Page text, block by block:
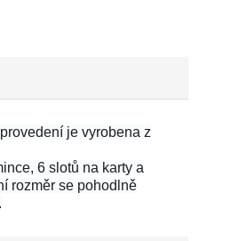
je vyrobena z
6 slotů na karty a
rozměr se pohodlně